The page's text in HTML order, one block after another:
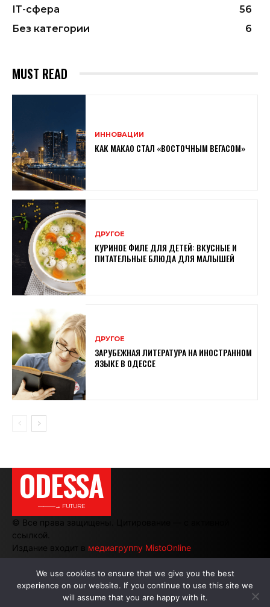
ІТ-сфера
56
Без категории
6
MUST READ
ИННОВАЦИИ
КАК МАКАО СТАЛ «ВОСТОЧНЫМ ВЕГАСОМ»
ДРУГОЕ
КУРИНОЕ ФИЛЕ ДЛЯ ДЕТЕЙ: ВКУСНЫЕ И
ПИТАТЕЛЬНЫЕ БЛЮДА ДЛЯ МАЛЫШЕЙ
ДРУГОЕ
ЗАРУБЕЖНАЯ ЛИТЕРАТУРА НА ИНОСТРАННОМ
ЯЗЫКЕ В ОДЕССЕ
ODESSA
———→ FUTURE
© Все права защищены. Цитирование — с активной
ссылкой.
Издание входит в медиагруппу MistoOnline
АВТОРЫ | РЕКЛАМА НА САЙТЕ
We use cookies to ensure that we give you the best
experience on our website. If you continue to use this site we
will assume that you are happy with it.